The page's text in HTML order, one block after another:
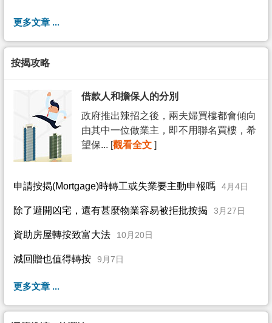
更多文章 ...
按揭攻略
借款人和擔保人的分別
政府推出辣招之後，兩夫婦買樓都會傾向
由其中一位做業主，即不用聯名買樓，希
望保... [觀看全文 ]
申請按揭(Mortgage)時轉工或失業要主動申報嗎 4月4日
除了避開凶宅，還有甚麼物業容易被拒批按揭 3月27日
資助房屋轉按致富大法 10月20日
減回贈也值得轉按 9月7日
更多文章 ...